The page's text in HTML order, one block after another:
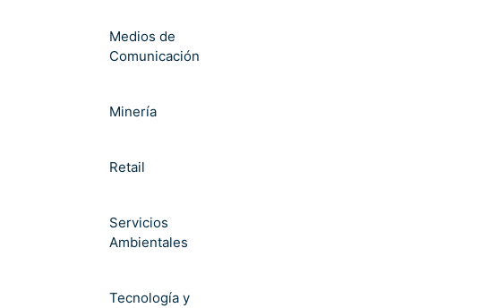
Medios de
Comunicación
Minería
Retail
Servicios
Ambientales
Tecnología y